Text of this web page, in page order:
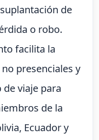
de
o robo.
facilita la
presenciales y
viaje para
de la
Ecuador y